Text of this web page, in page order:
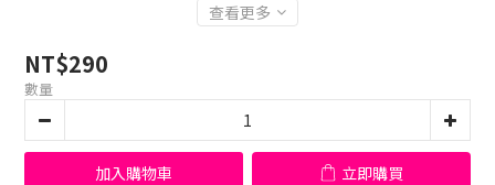
查看更多
NT$290
數量
加入購物車 立即購買